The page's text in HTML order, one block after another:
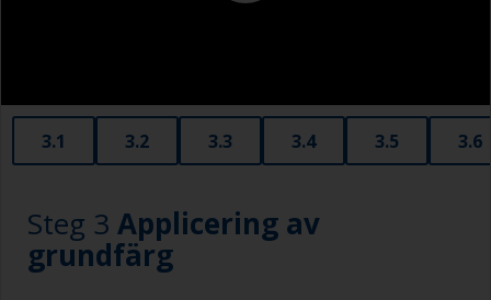
3.1 3.2 3.3 3.4 3.5 3.6
Steg 3 Applicering av
grundfärg